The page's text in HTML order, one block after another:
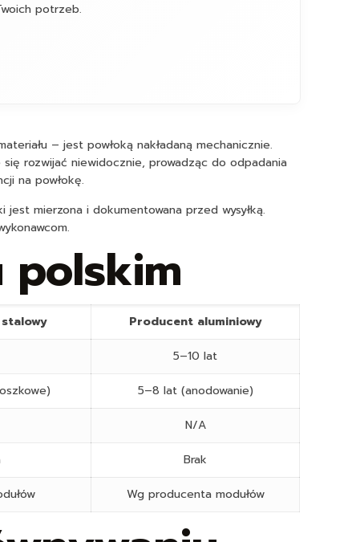
potrzeb.
– jest powłoką nakładaną mechanicznie.
rozwijać niewidocznie, prowadząc do odpadania
na powłokę.
jest mierzona i dokumentowana przed wysyłką.
polskim
Producent aluminiowy
5–10 lat
5–8 lat (anodowanie)
N/A
Brak
Wg producenta modułów